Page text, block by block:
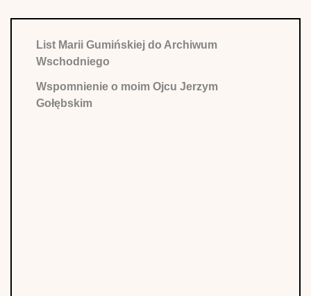
List Marii Gumińskiej do Archiwum
Wschodniego
Wspomnienie o moim Ojcu Jerzym
Gołębskim